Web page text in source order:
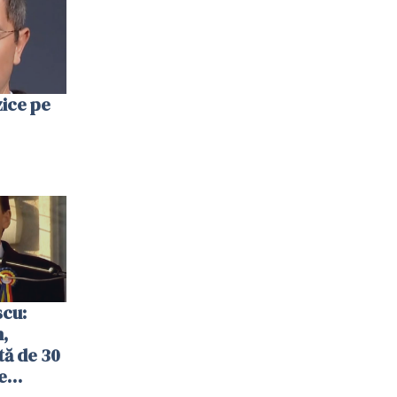
pe
de 30